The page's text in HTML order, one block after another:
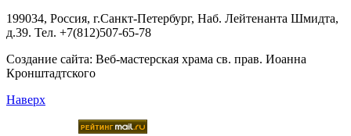
199034, Россия, г.Санкт-Петербург, Наб. Лейтенанта Шмидта,
д.39. Тел. +7(812)507-65-78
Создание сайта: Веб-мастерская храма св. прав. Иоанна
Кронштадтского
Наверх